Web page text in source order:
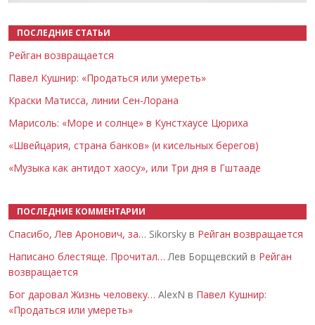
ПОСЛЕДНИЕ СТАТЬИ
Рейган возвращается
Павел Кушнир: «Продаться или умереть»
Краски Матисса, линии Сен-Лорана
Марисоль: «Море и солнце» в Кунстхаусе Цюриха
«Швейцария, страна банков» (и кисельных берегов)
«Музыка как антидот хаосу», или Три дня в Гштааде
ПОСЛЕДНИЕ КОММЕНТАРИИ
Спасибо, Лев Аронович, за… Sikorsky в Рейган возвращается
Написано блестяще. Прочитал… Лев Борщевский в Рейган
возвращается
Бог даровал Жизнь человеку… AlexN в Павел Кушнир:
«Продаться или умереть»